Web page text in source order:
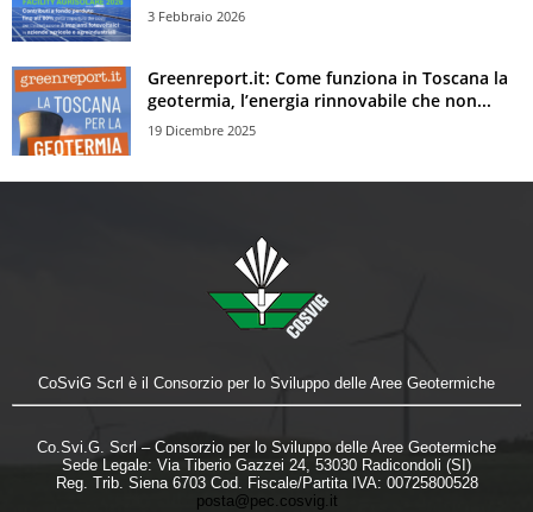
3 Febbraio 2026
Greenreport.it: Come funziona in Toscana la
geotermia, l’energia rinnovabile che non...
19 Dicembre 2025
CoSviG Scrl è il Consorzio per lo Sviluppo delle Aree Geotermiche
Co.Svi.G. Scrl – Consorzio per lo Sviluppo delle Aree Geotermiche
Sede Legale: Via Tiberio Gazzei 24, 53030 Radicondoli (SI)
Reg. Trib. Siena 6703 Cod. Fiscale/Partita IVA: 00725800528
posta@pec.cosvig.it